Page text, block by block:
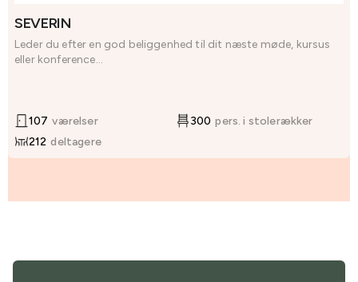
SEVERIN
Leder du efter en god beliggenhed til dit næste møde, kursus
eller konference...
107 værelser 300 pers. i stolerækker
212 deltagere